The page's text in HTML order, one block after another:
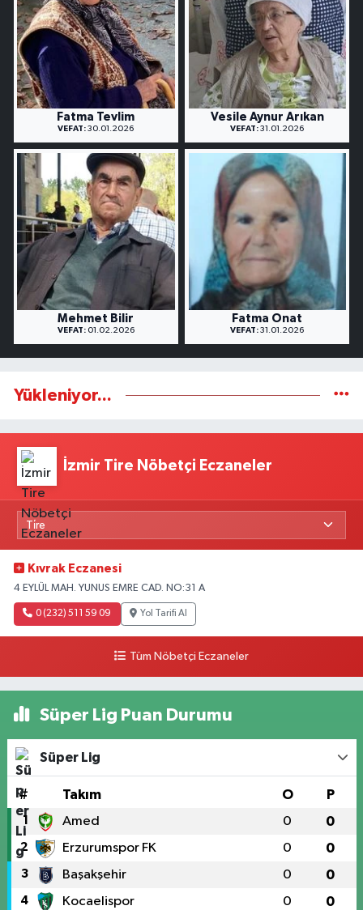
Fatma Tevlim
VEFAT: 30.01.2026
Vesile Aynur Arıkan
VEFAT: 31.01.2026
Mehmet Bilir
VEFAT:01.02.2026
Fatma Onat
VEFAT: 31.01.2026
Yükleniyor...
İzmir Tire Nöbetçi Eczaneler
Kıvrak Eczanesi
4 EYLÜL MAH. YUNUS EMRE CAD. NO:31 A
0 (232) 511 59 09 Yol Tarifi Al
Tüm Nöbetçi Eczaneler
Süper Lig Puan Durumu
Süper Lig
# Takım O P
1 Amed 0 0
2 Erzurumspor FK 0 0
3 Başakşehir 0 0
4 Kocaelispor 0 0